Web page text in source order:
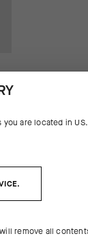
are located in US.
remove all